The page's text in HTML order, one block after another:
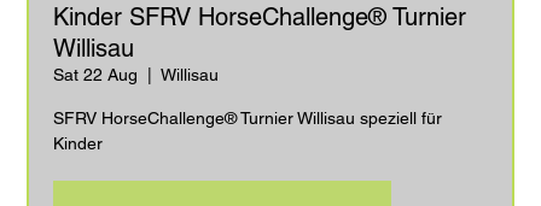
Kinder SFRV HorseChallenge® Turnier
Willisau
Sat 22 Aug
  |
Willisau
SFRV HorseChallenge® Turnier Willisau speziell für
Kinder